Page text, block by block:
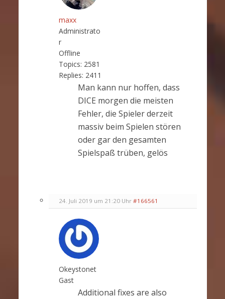
maxx
Administrato
r
Offline
Topics: 2581
Replies: 2411
Man kann nur hoffen, dass
DICE morgen die meisten
Fehler, die Spieler derzeit
massiv beim Spielen stören
oder gar den gesamten
Spielspaß trüben, gelös
24. Juli 2019 um 21:20 Uhr #166561
Okeystonet
Gast
Additional fixes are also